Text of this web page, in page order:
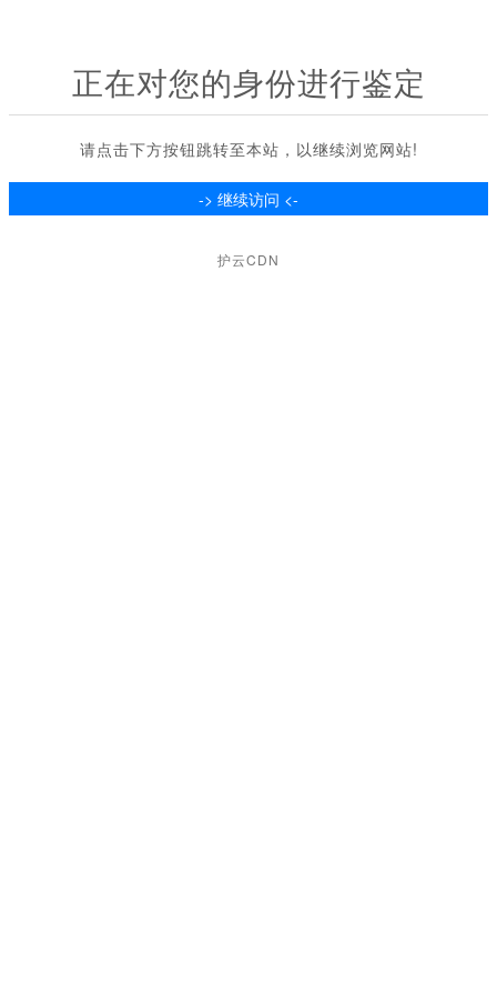
正在对您的身份进行鉴定
请点击下方按钮跳转至本站，以继续浏览网站!
护云CDN